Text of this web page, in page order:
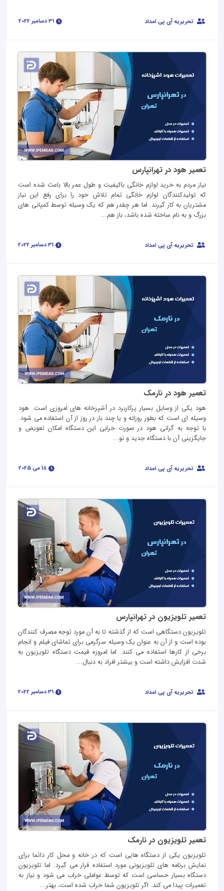
تحریریه آی پی امداد
تعمیر هود در تهرانپارس
نیاز مردم به خرید لوازم خانگی باکیفیت و طول عمر بالا باعث شده است
که تولیدکنندگان لوازم خانگی تمام تلاش خود را برای رفع این نیاز
مشتریان به کار گیرند. اما هر چقدر هم که یک وسیله توسط کمپانی های
بزرگ و به نام ساخته شده باشد، باز هم...
تحریریه آی پی امداد
تعمیر هود در نارمک
هود یکی از وسایل بسیار پرکاربرد در آشپزخانه های امروزی است. هود
وسیله ای است که بطور روزانه و یا چند بار در روز از آن استفاده می شود.
با توجه به گرانی هود در صورت خرابی این دستگاه امکان تعویض و
جایگزینی آن با دستگاه جدید و نو...
تحریریه آی پی امداد
تعمیر تلویزیون در تهرانپارس
تلویزیون دستگاهی است که از گذشته تا به آن مورد توجه مصرف کنندگان
بوده است و از آن به عنوان یک وسیله سرگرمی برای تماشای فیلم و انجام
برخی از کارها استفاده می کنند. اما امروزه قیمت دستگاه تلویزیون به
شدت افزایش داشته است و بیشتر افراد به دنبال...
تحریریه آی پی امداد
تعمیر تلویزیون در نارمک
تلویزیون یکی از دستگاه هایی است که در خانه و محل کار دائما برای
نمایش برنامه های تلویزیونی مورد استفاده قرار می گیرد. اما تلویزیون
دستگاه بسیار حساسی است که توسط عواملی خراب می شود و نیاز به
تعمیرات پیدا می کند. اگر تلویزیون شما خراب شده است، بهتر...